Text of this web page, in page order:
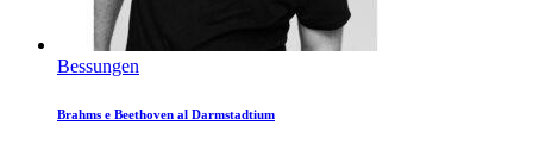
Bessungen
Brahms e Beethoven al Darmstadtium